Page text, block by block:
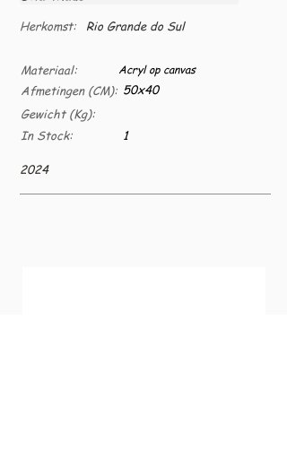
Herkomst: Rio Grande do Sul
Materiaal:
Afmetingen (CM):
Gewicht (Kg):
In Stock:
Acryl op canvas
50x40
1
2024